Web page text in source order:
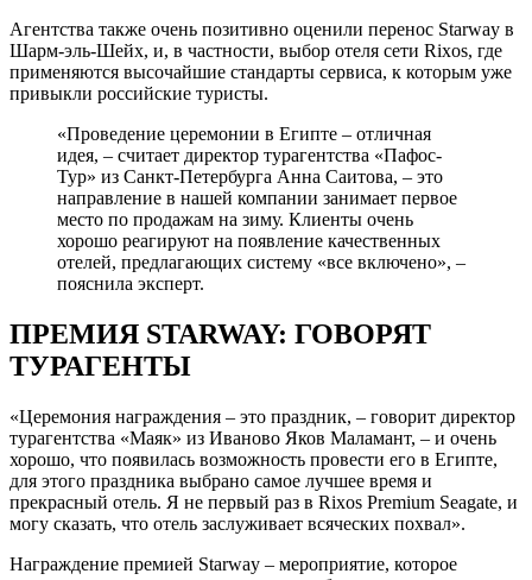
Агентства также очень позитивно оценили перенос Starway в
Шарм-эль-Шейх, и, в частности, выбор отеля сети Rixos, где
применяются высочайшие стандарты сервиса, к которым уже
привыкли российские туристы.
«Проведение церемонии в Египте – отличная
идея, – считает директор турагентства «Пафос-
Тур» из Санкт-Петербурга Анна Саитова, – это
направление в нашей компании занимает первое
место по продажам на зиму. Клиенты очень
хорошо реагируют на появление качественных
отелей, предлагающих систему «все включено», –
пояснила эксперт.
ПРЕМИЯ STARWAY: ГОВОРЯТ
ТУРАГЕНТЫ
«Церемония награждения – это праздник, – говорит директор
турагентства «Маяк» из Иваново Яков Маламант, – и очень
хорошо, что появилась возможность провести его в Египте,
для этого праздника выбрано самое лучшее время и
прекрасный отель. Я не первый раз в Rixos Premium Seagate, и
могу сказать, что отель заслуживает всяческих похвал».
Награждение премией Starway – мероприятие, которое